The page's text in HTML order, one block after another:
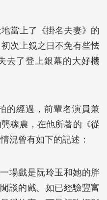
當上了《掛名夫妻》的
次上鏡之日不免有些怯
去了登上銀幕的大好機
的經過，前輩名演員兼
稼農，在他所著的《從
況曾有如下的記述：
場戲是阮玲玉和她的胖
談的戲。如已經驗豐富